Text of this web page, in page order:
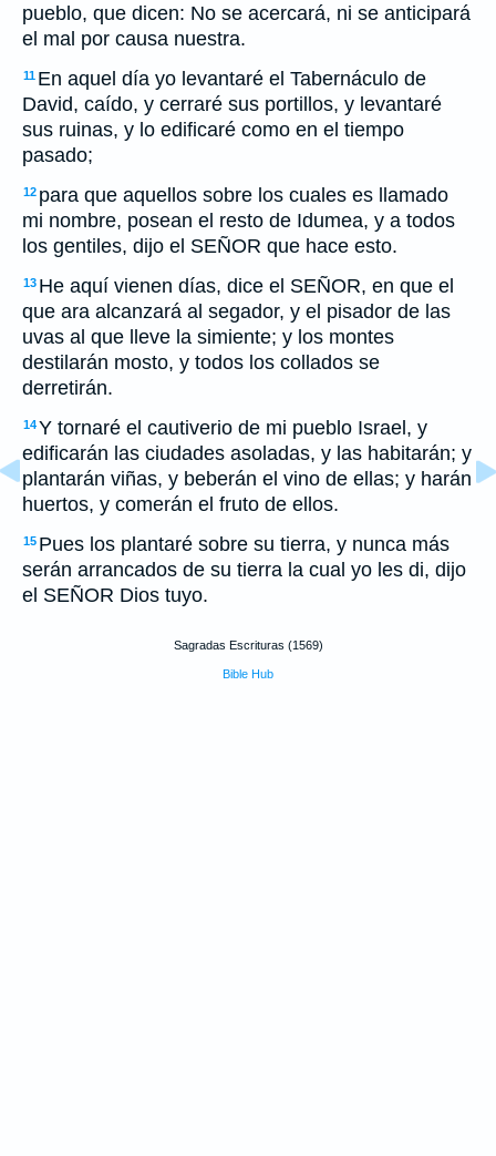
pueblo, que dicen: No se acercará, ni se anticipará
el mal por causa nuestra.
11 En aquel día yo levantaré el Tabernáculo de
David, caído, y cerraré sus portillos, y levantaré
sus ruinas, y lo edificaré como en el tiempo
pasado;
12 para que aquellos sobre los cuales es llamado
mi nombre, posean el resto de Idumea, y a todos
los gentiles, dijo el SEÑOR que hace esto.
13 He aquí vienen días, dice el SEÑOR, en que el
que ara alcanzará al segador, y el pisador de las
uvas al que lleve la simiente; y los montes
destilarán mosto, y todos los collados se
derretirán.
14Y tornaré el cautiverio de mi pueblo Israel, y
edificarán las ciudades asoladas, y las habitarán; y
plantarán viñas, y beberán el vino de ellas; y harán
huertos, y comerán el fruto de ellos.
15 Pues los plantaré sobre su tierra, y nunca más
serán arrancados de su tierra la cual yo les di, dijo
el SEÑOR Dios tuyo.
Sagradas Escrituras (1569)
Bible Hub